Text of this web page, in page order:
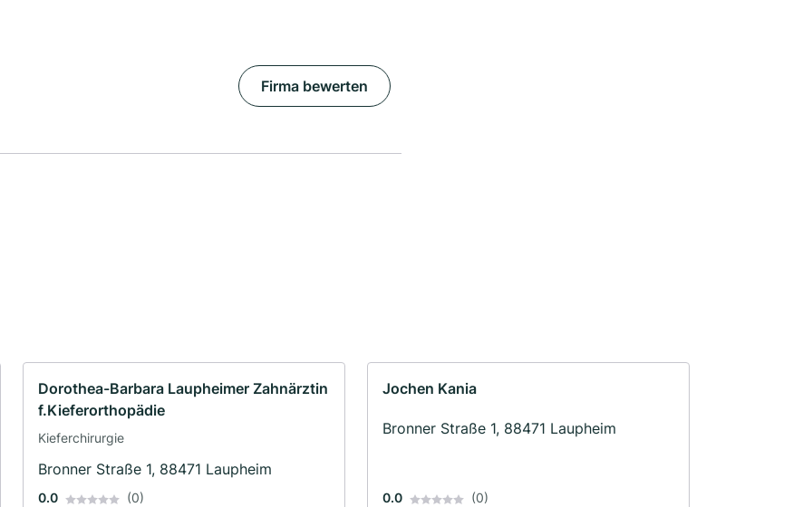
Firma bewerten
Dorothea-Barbara Laupheimer Zahnärztin
f.Kieferorthopädie
Kieferchirurgie
Bronner Straße 1, 88471 Laupheim
0.0 (0)
Jochen Kania
Bronner Straße 1, 88471 Laupheim
0.0 (0)